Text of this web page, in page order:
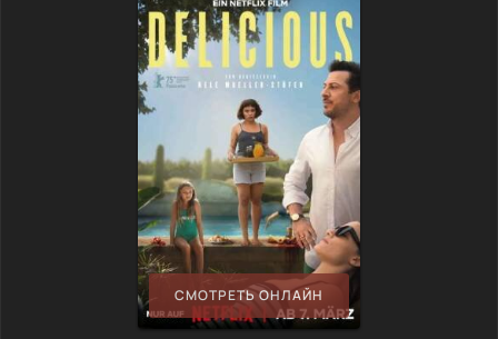
СМОТРЕТЬ ОНЛАЙН